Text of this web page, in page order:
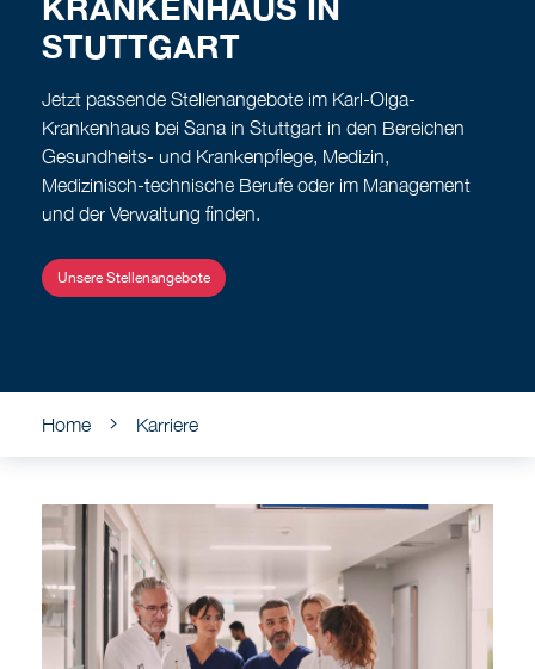
KRANKENHAUS IN
STUTTGART
Jetzt passende Stellenangebote im Karl-Olga-
Krankenhaus bei Sana in Stuttgart in den Bereichen
Gesundheits- und Krankenpflege, Medizin,
Medizinisch-technische Berufe oder im Management
und der Verwaltung finden.
Unsere Stellenangebote
Home Karriere